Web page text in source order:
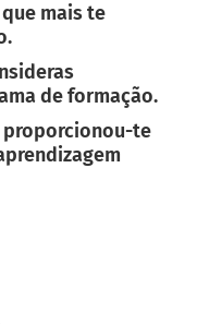
mais te
de formação.
proporcionou-te